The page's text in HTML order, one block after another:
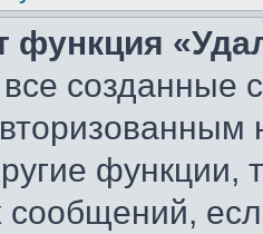
функция
созданные
функции,
сообщений,